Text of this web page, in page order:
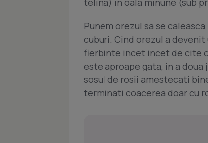
telina) in oala minune (sub
Punem orezul sa se
cuburi. Cind orezul a
fierbinte incet incet de cite
este aproape gata, in a
sosul de rosii amestecati
terminati coacerea doar cu